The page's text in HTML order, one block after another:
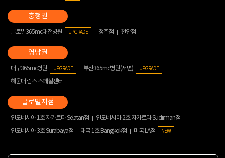
글로벌365mc대전병원 UPGRADE 청주점 천안점
대구365mc병원 UPGRADE 부산365mc병원(서면) UPGRADE
해운대 람스 스페셜센터
인도네시아 1호 자카르타 Selatan점
인도네시아 2호 자카르타 Sudirman점
인도네시아 3호 Surabaya점
태국 1호 Bangkok점 미국 LA점 NEW